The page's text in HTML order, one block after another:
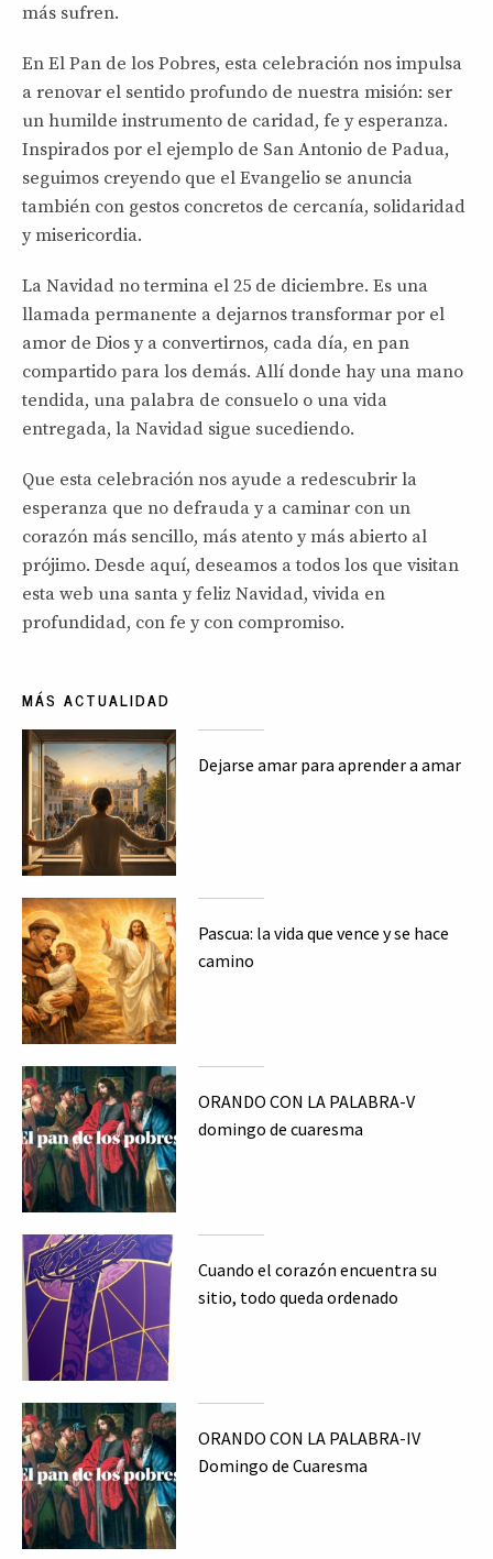
más sufren.
En El Pan de los Pobres, esta celebración nos impulsa
a renovar el sentido profundo de nuestra misión: ser
un humilde instrumento de caridad, fe y esperanza.
Inspirados por el ejemplo de San Antonio de Padua,
seguimos creyendo que el Evangelio se anuncia
también con gestos concretos de cercanía, solidaridad
y misericordia.
La Navidad no termina el 25 de diciembre. Es una
llamada permanente a dejarnos transformar por el
amor de Dios y a convertirnos, cada día, en pan
compartido para los demás. Allí donde hay una mano
tendida, una palabra de consuelo o una vida
entregada, la Navidad sigue sucediendo.
Que esta celebración nos ayude a redescubrir la
esperanza que no defrauda y a caminar con un
corazón más sencillo, más atento y más abierto al
prójimo. Desde aquí, deseamos a todos los que visitan
esta web una santa y feliz Navidad, vivida en
profundidad, con fe y con compromiso.
MÁS ACTUALIDAD
Dejarse amar para aprender a amar
Pascua: la vida que vence y se hace
camino
ORANDO CON LA PALABRA-V
domingo de cuaresma
Cuando el corazón encuentra su
sitio, todo queda ordenado
ORANDO CON LA PALABRA-IV
Domingo de Cuaresma